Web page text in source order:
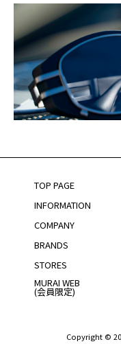
TOP PAGE
INFORMATION
COMPANY
BRANDS
STORES
MURAI WEB
(会員限定)
Copyright ©